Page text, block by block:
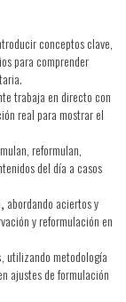
conceptos clave,
para comprender
trabaja en directo con
real para mostrar el
reformulan,
del día a casos
abordando aciertos y
y reformulación en
, utilizando metodología
ajustes de formulación